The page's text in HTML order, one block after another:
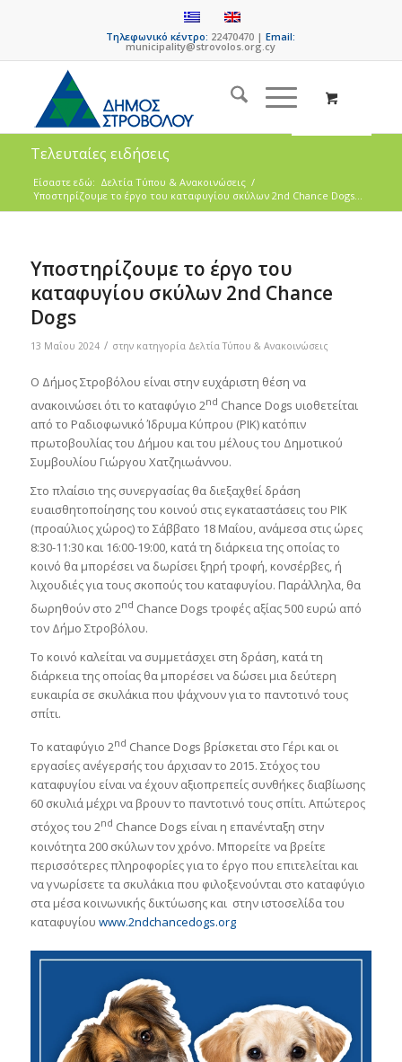
Τηλεφωνικό κέντρο: 22470470 |Email:
municipality@strovolos.org.cy
Τελευταίες ειδήσεις
Είσαστε εδώ: Δελτία Τύπου & Ανακοινώσεις /
Υποστηρίζουμε το έργο του καταφυγίου σκύλων 2nd Chance Dogs...
Υποστηρίζουμε το έργο του
καταφυγίου σκύλων 2nd Chance
Dogs
13 Μαΐου 2024 / στην κατηγορία Δελτία Τύπου & Ανακοινώσεις
Ο Δήμος Στροβόλου είναι στην ευχάριστη θέση να
ανακοινώσει ότι το καταφύγιο 2nd Chance Dogs υιοθετείται
από το Ραδιοφωνικό Ίδρυμα Κύπρου (ΡΙΚ) κατόπιν
πρωτοβουλίας του Δήμου και του μέλους του Δημοτικού
Συμβουλίου Γιώργου Χατζηιωάννου.
Στο πλαίσιο της συνεργασίας θα διεξαχθεί δράση
ευαισθητοποίησης του κοινού στις εγκαταστάσεις του ΡΙΚ
(προαύλιος χώρος) το Σάββατο 18 Μαΐου, ανάμεσα στις ώρες
8:30-11:30 και 16:00-19:00, κατά τη διάρκεια της οποίας το
κοινό θα μπορέσει να δωρίσει ξηρή τροφή, κονσέρβες, ή
λιχουδιές για τους σκοπούς του καταφυγίου. Παράλληλα, θα
δωρηθούν στο 2nd Chance Dogs τροφές αξίας 500 ευρώ από
τον Δήμο Στροβόλου.
Το κοινό καλείται να συμμετάσχει στη δράση, κατά τη
διάρκεια της οποίας θα μπορέσει να δώσει μια δεύτερη
ευκαιρία σε σκυλάκια που ψάχνουν για το παντοτινό τους
σπίτι.
Το καταφύγιο 2nd Chance Dogs βρίσκεται στο Γέρι και οι
εργασίες ανέγερσής του άρχισαν το 2015. Στόχος του
καταφυγίου είναι να έχουν αξιοπρεπείς συνθήκες διαβίωσης
60 σκυλιά μέχρι να βρουν το παντοτινό τους σπίτι. Απώτερος
στόχος του 2nd Chance Dogs είναι η επανένταξη στην
κοινότητα 200 σκύλων τον χρόνο. Μπορείτε να βρείτε
περισσότερες πληροφορίες για το έργο που επιτελείται και
να γνωρίσετε τα σκυλάκια που φιλοξενούνται στο καταφύγιο
στα μέσα κοινωνικής δικτύωσης και στην ιστοσελίδα του
καταφυγίου www.2ndchancedogs.org